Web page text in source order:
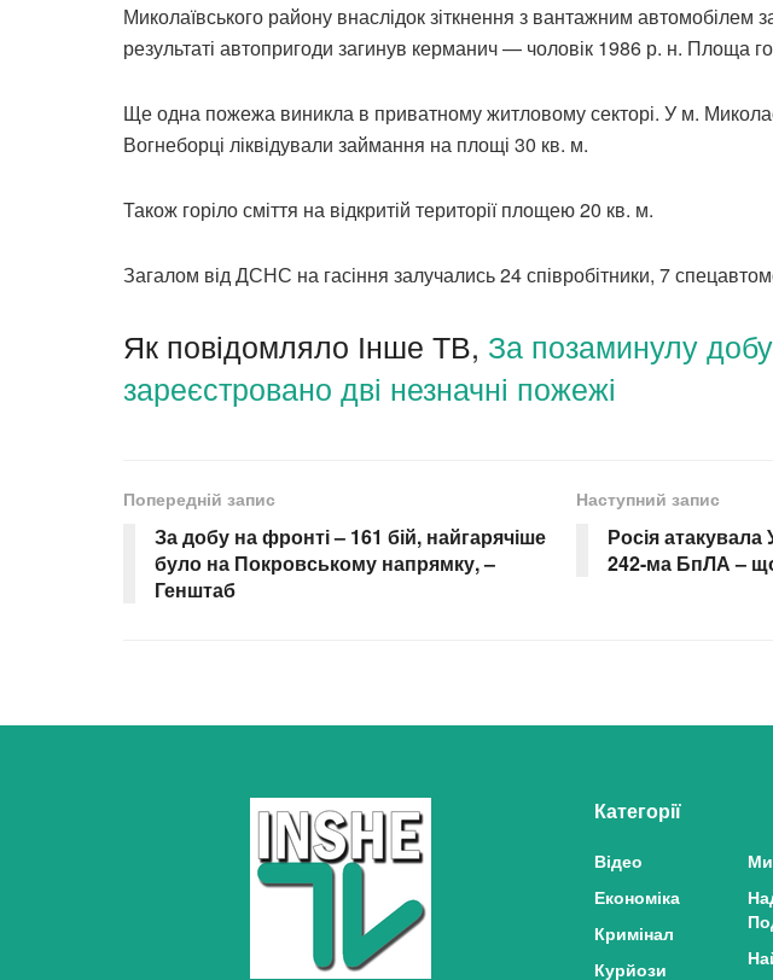
Миколаївського району внаслідок зіткнення з вантажним автомобілем
результаті автопригоди загинув керманич — чоловік 1986 р. н. Площа
Ще одна пожежа виникла в приватному житловому секторі. У м.
Вогнеборці ліквідували займання на площі 30 кв. м.
Також горіло сміття на відкритій території площею 20 кв. м.
Загалом від ДСНС на гасіння залучались 24 співробітники, 7
Як повідомляло Інше ТВ, За позаминулу
зареєстровано дві незначні пожежі
Попередній запис
За добу на фронті – 161 бій, найгарячіше
було на Покровському напрямку, –
Генштаб
Наступний запис
Росія атакувала
242-ма БпЛА –
Категорії
Відео
Економіка
Кримінал
Курйози